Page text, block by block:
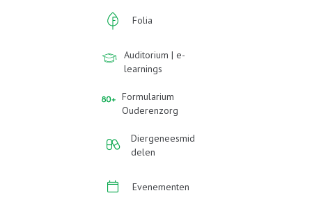
Folia
Auditorium | e-
learnings
Formularium
Ouderenzorg
Diergeneesmid
delen
Evenementen